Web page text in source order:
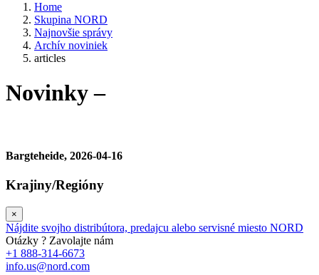
Home
Skupina NORD
Najnovšie správy
Archív noviniek
articles
Novinky –
Bargteheide, 2026-04-16
Krajiny/Regióny
×
Nájdite svojho distribútora, predajcu alebo servisné miesto NORD
Otázky ? Zavolajte nám
+1 888-314-6673
info.us@nord.com